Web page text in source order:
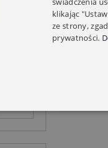
klikając
ze strony,
prywatności.